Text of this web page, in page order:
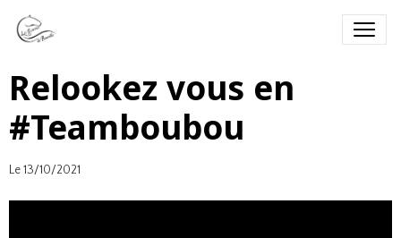
Relookez vous en
#Teamboubou
Le 13/10/2021